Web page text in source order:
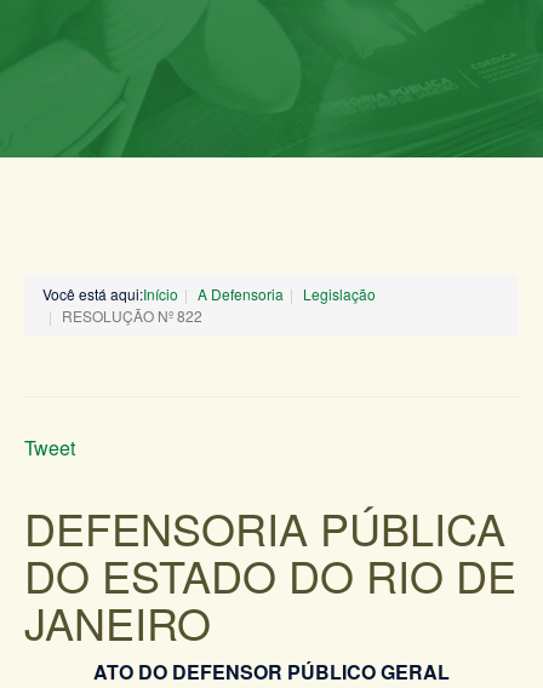
Você está aqui:Início A Defensoria
Legislação
RESOLUÇÃO Nº 822
Tweet
DEFENSORIA PÚBLICA
DO ESTADO DO RIO DE
JANEIRO
ATO DO DEFENSOR PÚBLICO GERAL